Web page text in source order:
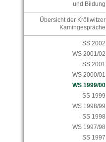
und Bildung
Übersicht der Kröllwitzer
Kamingespräche
SS 2002
WS 2001/02
SS 2001
WS 2000/01
WS 1999/00
SS 1999
WS 1998/99
SS 1998
WS 1997/98
SS 1997